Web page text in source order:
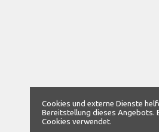
Cookies und externe Dienste
Bereitstellung dieses Angebots.
Cookies verwendet.